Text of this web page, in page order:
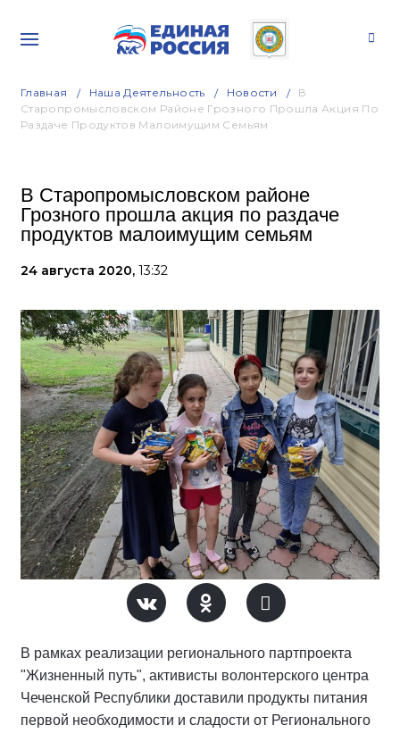
Главная Наша Деятельность Новости
В
Старопромысловском Районе Грозного Прошла Акция По
Раздаче Продуктов Малоимущим Семьям
В Старопромысловском районе
Грозного прошла акция по раздаче
продуктов малоимущим семьям
24 августа 2020, 13:32
В рамках реализации регионального партпроекта
"Жизненный путь", активисты волонтерского центра
Чеченской Республики доставили продукты питания
первой необходимости и сладости от Регионального